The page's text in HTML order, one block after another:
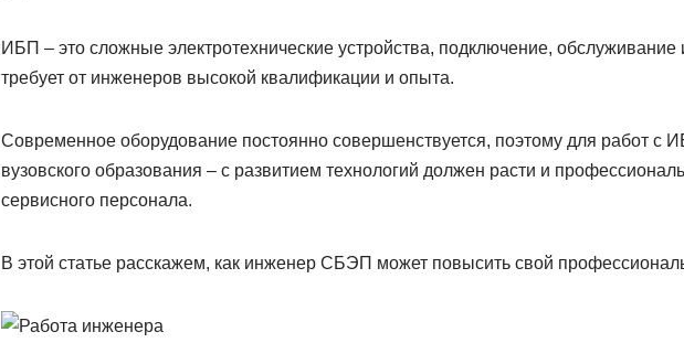
ИБП – это сложные электротехнические устройства, подключение, обслуживание
требует от инженеров высокой квалификации и опыта.
Современное оборудование постоянно совершенствуется, поэтому для работ с
вузовского образования – с развитием технологий должен расти и
сервисного персонала.
В этой статье расскажем, как инженер СБЭП может повысить свой